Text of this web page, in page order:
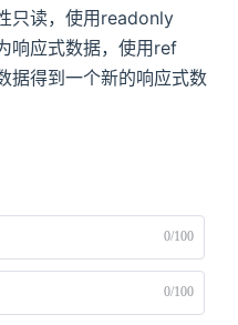
只读，使用readonly
响应式数据，使用ref
据得到一个新的响应式数
0/100
0/100